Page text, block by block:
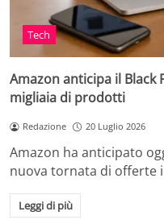
Tech
Amazon anticipa il Black
migliaia di prodotti
Redazione 20 Luglio 2026
Amazon ha anticipato
nuova tornata di offerte
Leggi di più